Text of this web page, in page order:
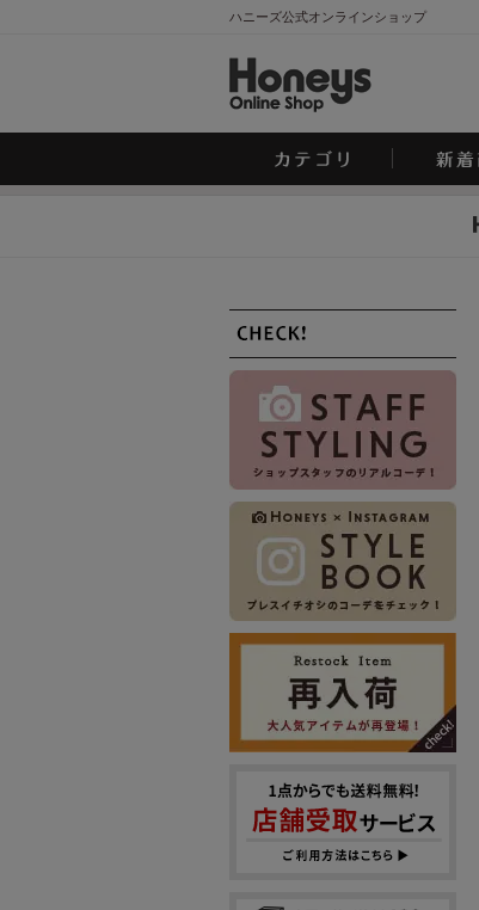
ハニーズ公式オンラインショップ